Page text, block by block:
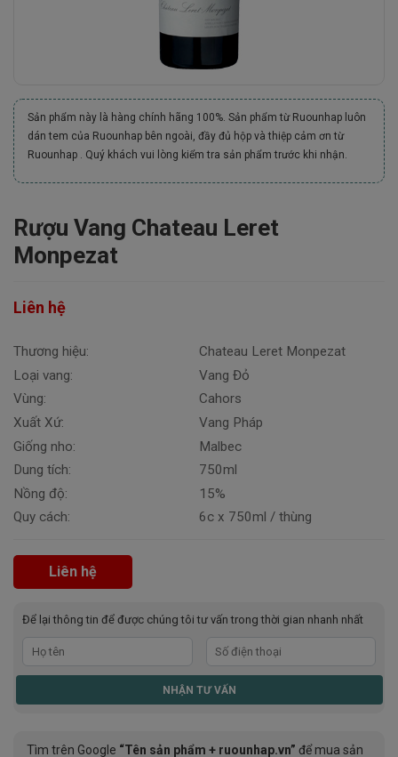
Sản phẩm này là hàng chính hãng 100%. Sản phẩm từ Ruounhap luôn
dán tem của Ruounhap bên ngoài, đầy đủ hộp và thiệp cảm ơn từ
Ruounhap . Quý khách vui lòng kiểm tra sản phẩm trước khi nhận.
Rượu Vang Chateau Leret
Monpezat
Liên hệ
Thương hiệu:
Loại vang:
Vùng:
Xuất Xứ:
Giống nho:
Dung tích:
Nồng độ:
Quy cách:
Chateau Leret Monpezat
Vang Đỏ
Cahors
Vang Pháp
Malbec
750ml
15%
6c x 750ml / thùng
Liên hệ
Để lại thông tin để được chúng tôi tư vấn trong thời gian nhanh nhất
Tìm trên Google “Tên sản phẩm + ruounhap.vn” để mua sản